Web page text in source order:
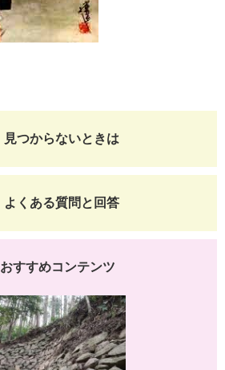
見つからないときは
よくある質問と回答
おすすめコンテンツ